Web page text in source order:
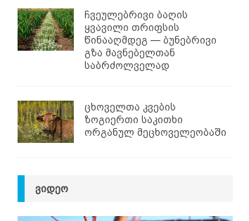
ჩვეულებრივი ბაღის
ყვავილი თრიფსის
წინააღმდეგ — ბუნებრივი
გზა მავნებელთან
საბრძოლველად
ცხოველთა კვების
ზოგიერთი საკითხი
ორგანულ მეცხოველეობაში
ᲕᲘᲓᲔᲝ